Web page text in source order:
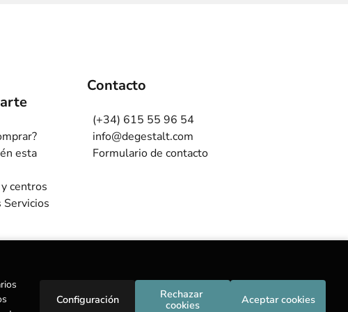
esta
centros
Contacto
(+34) 615 55 96 54
info@degestalt.com
Formulario de contacto
Configuración
Rechazar
cookies
Aceptar cookies